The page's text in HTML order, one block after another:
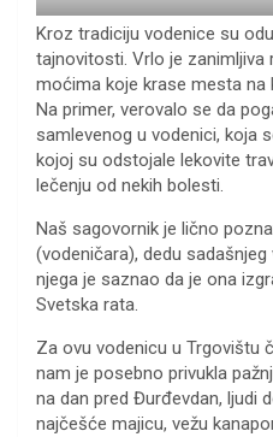
Kroz tradiciju vodenice su
tajnovitosti. Vrlo je
moćima koje krase mesta na
Na primer, verovalo se da
samlevenog u vodenici, koja
kojoj su odstojale lekovite
lečenju od nekih bolesti.
Naš sagovornik je lično
(vodeničara), dedu sadašnjeg
njega je saznao da je ona
Svetska rata.
Za ovu vodenicu u Trgovištu
nam je posebno privukla
na dan pred Đurđevdan, ljudi
najčešće majicu, vežu